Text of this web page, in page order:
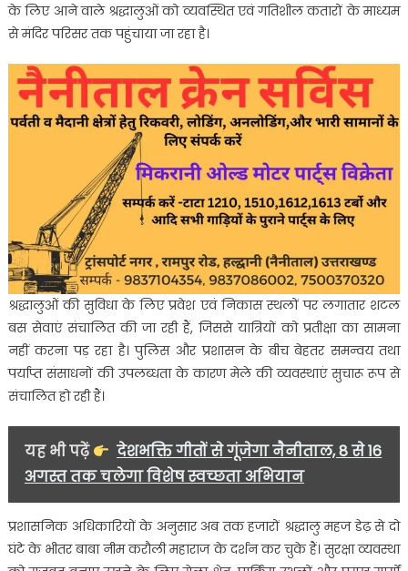
के लिए आने वाले श्रद्धालुओं को व्यवस्थित एवं गतिशील कतारों के माध्यम
से मंदिर परिसर तक पहुंचाया जा रहा है।
श्रद्धालुओं की सुविधा के लिए प्रवेश एवं निकास स्थलों पर लगातार शटल
बस सेवाएं संचालित की जा रही हैं, जिससे यात्रियों को प्रतीक्षा का सामना
नहीं करना पड़ रहा है। पुलिस और प्रशासन के बीच बेहतर समन्वय तथा
पर्याप्त संसाधनों की उपलब्धता के कारण मेले की व्यवस्थाएं सुचारू रूप से
संचालित हो रही हैं।
यह भी पढ़ें
देशभक्ति गीतों से गूंजेगा नैनीताल, 8 से 16
अगस्त तक चलेगा विशेष स्वच्छता अभियान
प्रशासनिक अधिकारियों के अनुसार अब तक हजारों श्रद्धालु महज डेढ़ से दो
घंटे के भीतर बाबा नीम करौली महाराज के दर्शन कर चुके हैं। सुरक्षा व्यवस्था